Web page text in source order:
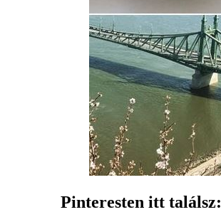
Pinteresten itt találsz: